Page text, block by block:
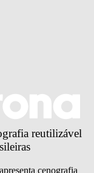
reutilizável
cenografia